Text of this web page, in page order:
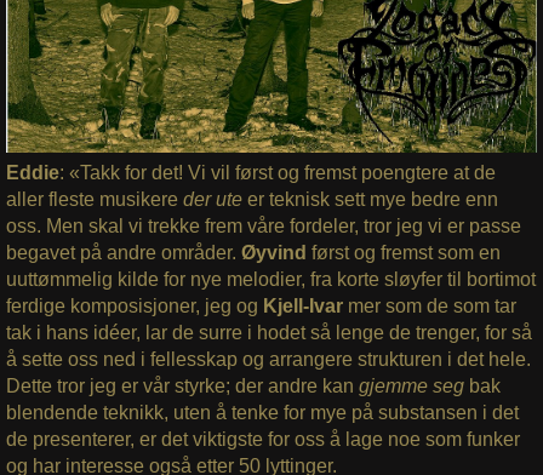
Eddie: «Takk for det! Vi vil først og fremst poengtere at de
aller fleste musikere der ute er teknisk sett mye bedre enn
oss. Men skal vi trekke frem våre fordeler, tror jeg vi er passe
begavet på andre områder. Øyvind først og fremst som en
uuttømmelig kilde for nye melodier, fra korte sløyfer til bortimot
ferdige komposisjoner, jeg og Kjell-Ivarmer som de som tar
tak i hans idéer, lar de surre i hodet så lenge de trenger, for så
å sette oss ned i fellesskap og arrangere strukturen i det hele.
Dette tror jeg er vår styrke; der andre kan gjemme seg bak
blendende teknikk, uten å tenke for mye på substansen i det
de presenterer, er det viktigste for oss å lage noe som funker
og har interesse også etter 50 lyttinger.